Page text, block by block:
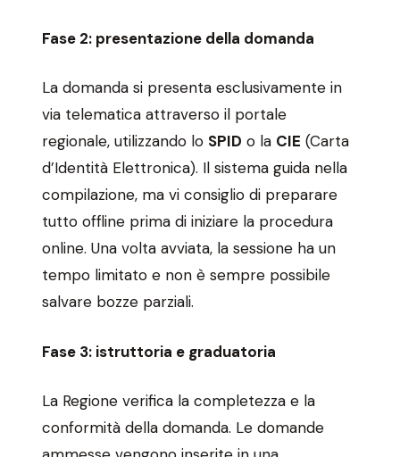
Fase 2: presentazione della domanda
La domanda si presenta esclusivamente in
via telematica attraverso il portale
regionale, utilizzando lo SPID o la CIE (Carta
d’Identità Elettronica). Il sistema guida nella
compilazione, ma vi consiglio di preparare
tutto offline prima di iniziare la procedura
online. Una volta avviata, la sessione ha un
tempo limitato e non è sempre possibile
salvare bozze parziali.
Fase 3: istruttoria e graduatoria
La Regione verifica la completezza e la
conformità della domanda. Le domande